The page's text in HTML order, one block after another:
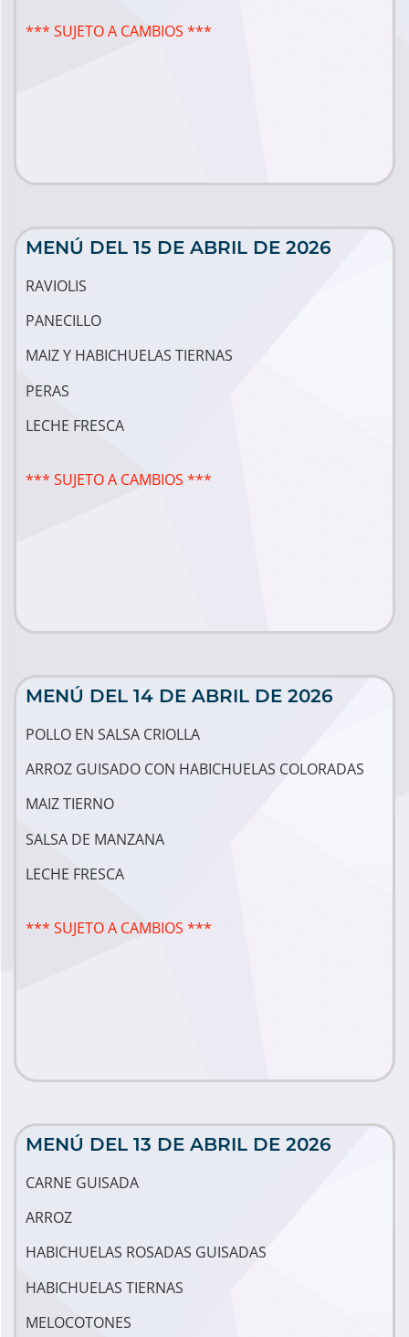
*** SUJETO A CAMBIOS ***
MENÚ DEL 15 DE ABRIL DE 2026
RAVIOLIS
PANECILLO
MAIZ Y HABICHUELAS TIERNAS
PERAS
LECHE FRESCA
*** SUJETO A CAMBIOS ***
MENÚ DEL 14 DE ABRIL DE 2026
POLLO EN SALSA CRIOLLA
ARROZ GUISADO CON HABICHUELAS COLORADAS
MAIZ TIERNO
SALSA DE MANZANA
LECHE FRESCA
*** SUJETO A CAMBIOS ***
MENÚ DEL 13 DE ABRIL DE 2026
CARNE GUISADA
ARROZ
HABICHUELAS ROSADAS GUISADAS
HABICHUELAS TIERNAS
MELOCOTONES